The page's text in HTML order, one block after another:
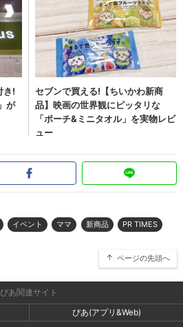
イベント ママ 新商品 PR TIMES
ページの先頭へ
ぴあ関連サイト
ぴあ(アプリ&Web)